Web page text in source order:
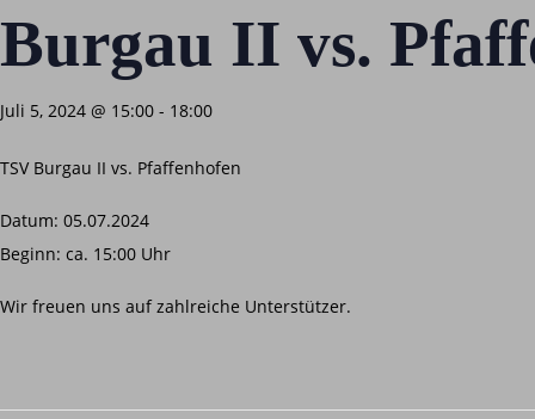
Burgau II vs.
Juli 5, 2024 @ 15:00 - 18:00
TSV Burgau II vs. Pfaffenhofen
Datum: 05.07.2024
Beginn: ca. 15:00 Uhr
Wir freuen uns auf zahlreiche Unterstützer.